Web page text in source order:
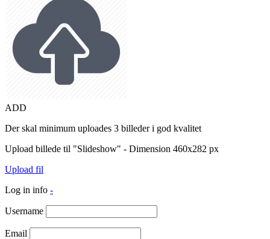
ADD
Der skal minimum uploades 3 billeder i god kvalitet
Upload billede til "Slideshow" - Dimension 460x282 px
Upload fil
Log in info -
Username
Email